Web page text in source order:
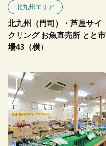
北九州エリア
北九州（門司）・芦屋サイ
クリング お魚直売所 とと市
場43（横）